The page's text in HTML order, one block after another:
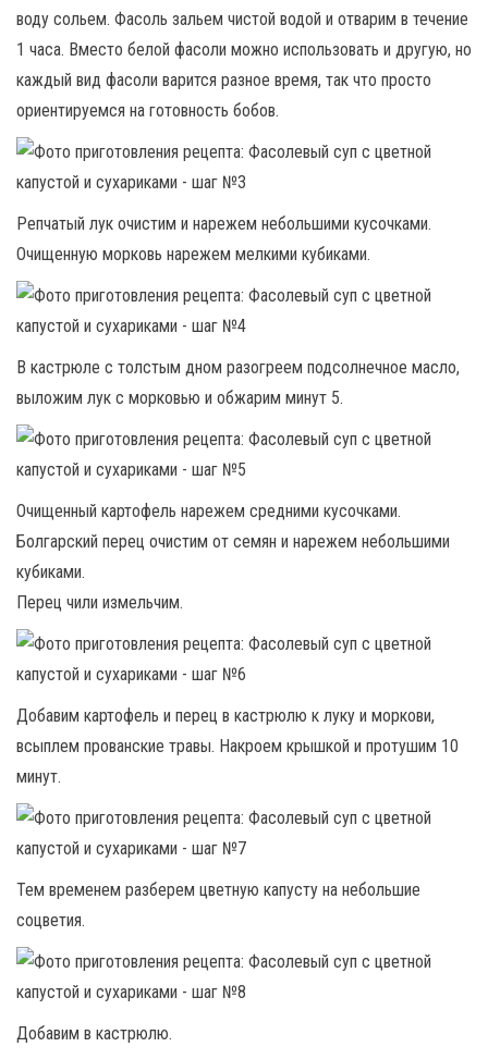
воду сольем. Фасоль зальем чистой водой и отварим в течение
1 часа. Вместо белой фасоли можно использовать и другую, но
каждый вид фасоли варится разное время, так что просто
ориентируемся на готовность бобов.
Репчатый лук очистим и нарежем небольшими кусочками.
Очищенную морковь нарежем мелкими кубиками.
В кастрюле с толстым дном разогреем подсолнечное масло,
выложим лук с морковью и обжарим минут 5.
Очищенный картофель нарежем средними кусочками.
Болгарский перец очистим от семян и нарежем небольшими
кубиками.
Перец чили измельчим.
Добавим картофель и перец в кастрюлю к луку и моркови,
всыплем прованские травы. Накроем крышкой и протушим 10
минут.
Тем временем разберем цветную капусту на небольшие
соцветия.
Добавим в кастрюлю.